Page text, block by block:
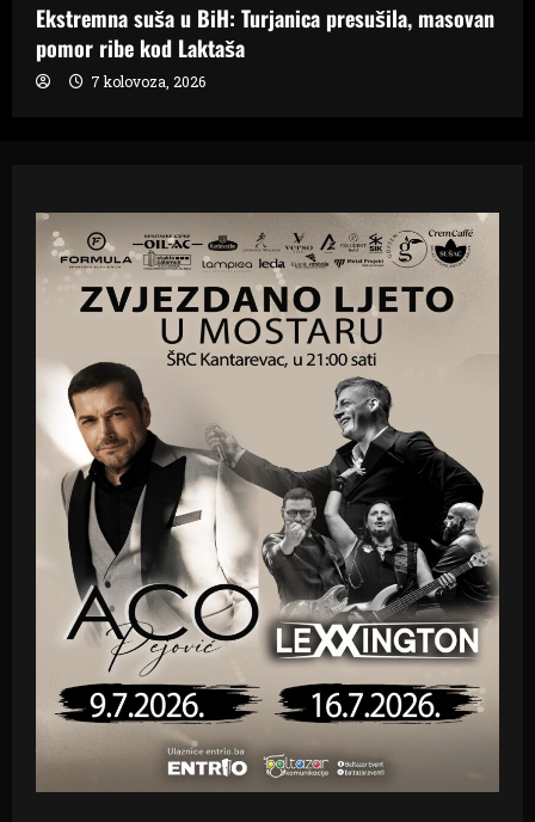
Ekstremna suša u BiH: Turjanica presušila, masovan
pomor ribe kod Laktaša
7 kolovoza, 2026